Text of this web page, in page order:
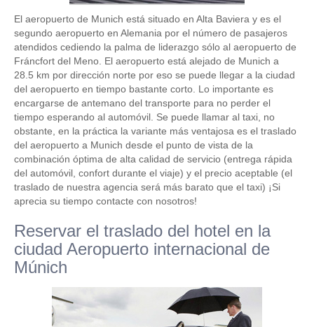
El aeropuerto de Munich está situado en Alta Baviera y es el
segundo aeropuerto en Alemania por el número de pasajeros
atendidos cediendo la palma de liderazgo sólo al aeropuerto de
Fráncfort del Meno. El aeropuerto está alejado de Munich a
28.5 km por dirección norte por eso se puede llegar a la ciudad
del aeropuerto en tiempo bastante corto. Lo importante es
encargarse de antemano del transporte para no perder el
tiempo esperando al automóvil. Se puede llamar al taxi, no
obstante, en la práctica la variante más ventajosa es el traslado
del aeropuerto a Munich desde el punto de vista de la
combinación óptima de alta calidad de servicio (entrega rápida
del automóvil, confort durante el viaje) y el precio aceptable (el
traslado de nuestra agencia será más barato que el taxi) ¡Si
aprecia su tiempo contacte con nosotros!
Reservar el traslado del hotel en la
ciudad Aeropuerto internacional de
Múnich